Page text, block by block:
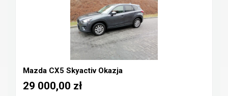
Mazda CX5 Skyactiv Okazja
29 000,00 zł